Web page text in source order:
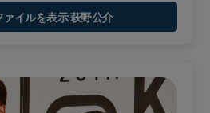
イルを表示 萩野公介